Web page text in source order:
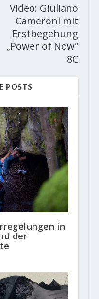
Video: Giuliano
Cameroni mit
Erstbegehung
„Power of Now“
8C
POSTS
in
der